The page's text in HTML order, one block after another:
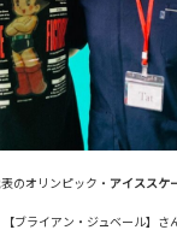
のオリンピック・ アイススケ
【ブライアン・ジュベール】さ